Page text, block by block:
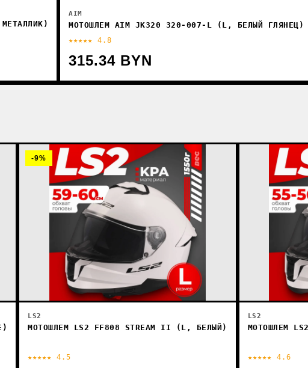
AIM
МОТОШЛЕМ AIM JK320 320-007-L (L, БЕЛЫЙ ГЛЯНЕЦ)
★★★★★ 4.8
315.34 BYN
-9%
LS2
МОТОШЛЕМ LS2 FF808 STREAM II (L, БЕЛЫЙ)
★★★★★ 4.5
LS2
МОТОШЛЕМ
★★★★★ 4.6